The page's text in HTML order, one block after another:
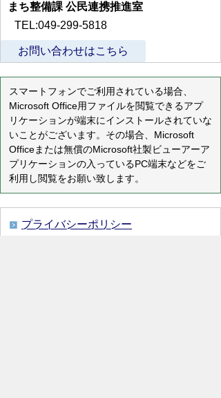
まち整備課 公民連携推進室
TEL:049-299-5818
お問い合わせはこちら
スマートフォンでご利用されている場合、
Microsoft Office用ファイルを閲覧できるアプ
リケーションが端末にインストールされていな
いことがございます。その場合、Microsoft
Officeまたは無償のMicrosoft社製ビューアーア
プリケーションの入っているPC端末などをご
利用し閲覧をお願い致します。
プライバシーポリシー